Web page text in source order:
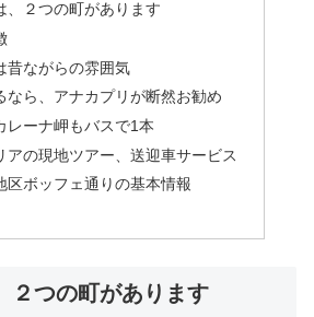
、２つの町があります
昔ながらの雰囲気
なら、アナカプリが断然お勧め
レーナ岬もバスで1本
アの現地ツアー、送迎車サービス
区ボッフェ通りの基本情報
２つの町があります